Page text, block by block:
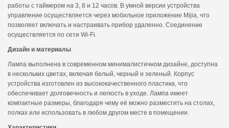
работы с таймером на 3, 8 и 12 часов. В умной версии устройства
управление осуществляется через мобильное приложение Mijia, что
позволяет включать и настраивать прибор удаленно. Соединение
осуществляется по сети Wi-Fi.
Дизайн и материалы
Лампа выполнена в современном минималистичном дизайне, доступна
в нескольких цветах, включая белый, черный и зеленый. Корпус
устройства изготовлен из высококачественного пластика, что
обеспечивает долговечность и легкость в уходе. Лампа имеет
компактные размеры, благодаря чему её можно разместить на столах,
полках или использовать в любом другом месте в помещении.